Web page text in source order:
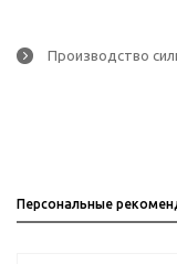
Производство
Персональные